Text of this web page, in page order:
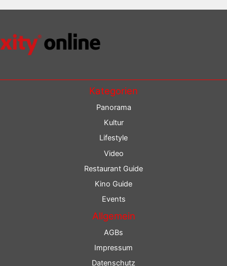
Kategorien
Panorama
Kultur
Lifestyle
Video
Restaurant Guide
Kino Guide
Events
Allgemein
AGBs
Impressum
Datenschutz